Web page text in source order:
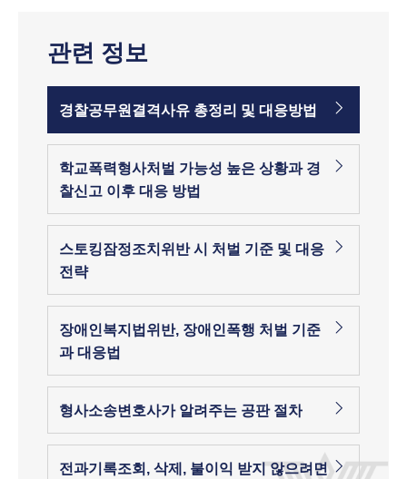
관련 정보
경찰공무원결격사유 총정리 및 대응방법
학교폭력형사처벌 가능성 높은 상황과 경
찰신고 이후 대응 방법
스토킹잠정조치위반 시 처벌 기준 및 대응
전략
장애인복지법위반, 장애인폭행 처벌 기준
과 대응법
형사소송변호사가 알려주는 공판 절차
전과기록조회, 삭제, 불이익 받지 않으려면